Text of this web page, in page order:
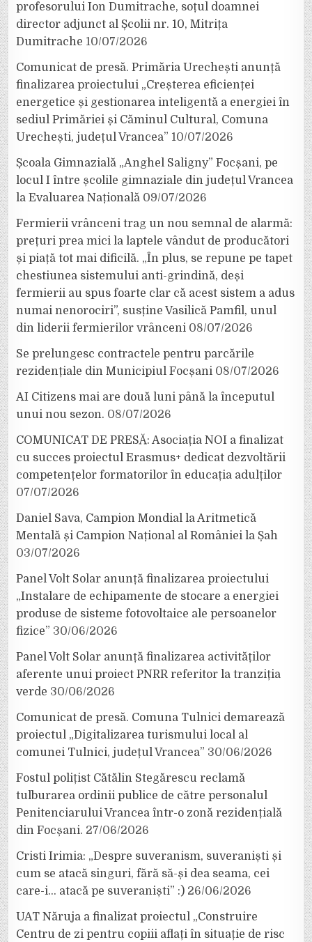
profesorului Ion Dumitrache, soțul doamnei
director adjunct al Școlii nr. 10, Mitrița
Dumitrache 10/07/2026
Comunicat de presă. Primăria Urechești anunță
finalizarea proiectului „Creșterea eficienței
energetice și gestionarea inteligentă a energiei în
sediul Primăriei și Căminul Cultural, Comuna
Urechești, județul Vrancea” 10/07/2026
Școala Gimnazială „Anghel Saligny” Focșani, pe
locul I între școlile gimnaziale din județul Vrancea
la Evaluarea Națională 09/07/2026
Fermierii vrânceni trag un nou semnal de alarmă:
prețuri prea mici la laptele vândut de producători
și piață tot mai dificilă. „În plus, se repune pe tapet
chestiunea sistemului anti-grindină, deși
fermierii au spus foarte clar că acest sistem a adus
numai nenorociri”, susține Vasilică Pamfil, unul
din liderii fermierilor vrânceni 08/07/2026
Se prelungesc contractele pentru parcările
rezidențiale din Municipiul Focșani 08/07/2026
AI Citizens mai are două luni până la începutul
unui nou sezon. 08/07/2026
COMUNICAT DE PRESĂ: Asociația NOI a finalizat
cu succes proiectul Erasmus+ dedicat dezvoltării
competențelor formatorilor în educația adulților
07/07/2026
Daniel Sava, Campion Mondial la Aritmetică
Mentală și Campion Național al României la Șah
03/07/2026
Panel Volt Solar anunță finalizarea proiectului
„Instalare de echipamente de stocare a energiei
produse de sisteme fotovoltaice ale persoanelor
fizice” 30/06/2026
Panel Volt Solar anunță finalizarea activităților
aferente unui proiect PNRR referitor la tranziția
verde 30/06/2026
Comunicat de presă. Comuna Tulnici demarează
proiectul „Digitalizarea turismului local al
comunei Tulnici, județul Vrancea” 30/06/2026
Fostul polițist Cătălin Stegărescu reclamă
tulburarea ordinii publice de către personalul
Penitenciarului Vrancea într-o zonă rezidențială
din Focșani. 27/06/2026
Cristi Irimia: „Despre suveranism, suveraniști și
cum se atacă singuri, fără să-și dea seama, cei
care-i… atacă pe suveraniști” :) 26/06/2026
UAT Năruja a finalizat proiectul „Construire
Centru de zi pentru copiii aflați în situație de risc